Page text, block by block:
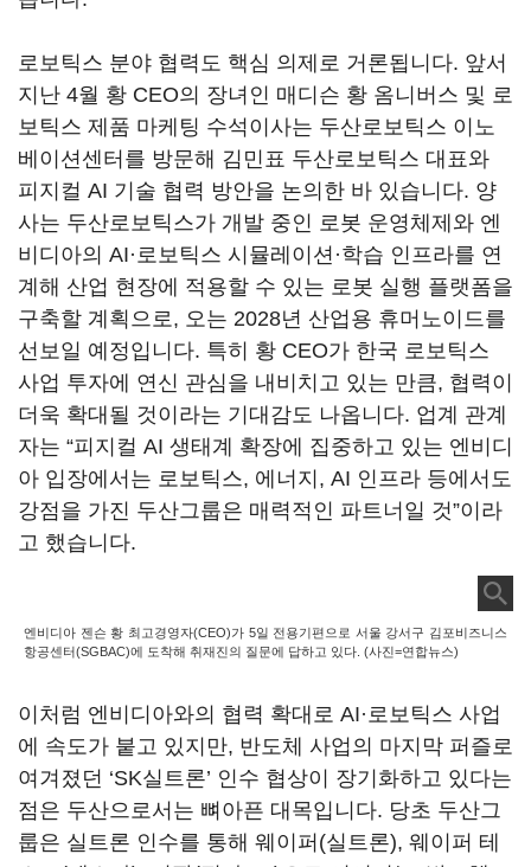
로보틱스 분야 협력도 핵심 의제로 거론됩니다. 앞서
지난 4월 황 CEO의 장녀인 매디슨 황 옴니버스 및 로
보틱스 제품 마케팅 수석이사는 두산로보틱스 이노
베이션센터를 방문해 김민표 두산로보틱스 대표와
피지컬 AI 기술 협력 방안을 논의한 바 있습니다. 양
사는 두산로보틱스가 개발 중인 로봇 운영체제와 엔
비디아의 AI·로보틱스 시뮬레이션·학습 인프라를 연
계해 산업 현장에 적용할 수 있는 로봇 실행 플랫폼을
구축할 계획으로, 오는 2028년 산업용 휴머노이드를
선보일 예정입니다. 특히 황 CEO가 한국 로보틱스
사업 투자에 연신 관심을 내비치고 있는 만큼, 협력이
더욱 확대될 것이라는 기대감도 나옵니다. 업계 관계
자는 “피지컬 AI 생태계 확장에 집중하고 있는 엔비디
아 입장에서는 로보틱스, 에너지 , AI 인프라 등에서도
강점을 가진 두산그룹은 매력적인 파트너일 것”이라
고 했습니다.
엔비디아 젠슨 황 최고경영자(CEO)가 5일 전용기편으로 서울 강서구 김포비즈니스
항공센터(SGBAC)에 도착해 취재진의 질문에 답하고 있다. (사진=연합뉴스)
이처럼 엔비디아와의 협력 확대로 AI·로보틱스 사업
에 속도가 붙고 있지만, 반도체 사업의 마지막 퍼즐로
여겨졌던 ‘SK실트론’ 인수 협상이 장기화하고 있다는
점은 두산으로서는 뼈아픈 대목입니다. 당초 두산그
룹은 실트론 인수를 통해 웨이퍼 (실트론), 웨이퍼 테